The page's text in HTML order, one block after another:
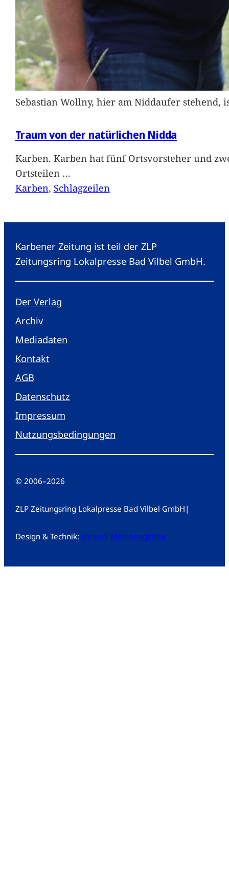
Sebastian Wollny, hier am Niddaufer
Traum von der natürlichen Nidda
Karben. Karben hat fünf Ortsvorsteher und
Ortsteilen …
Karben, Schlagzeilen
Karbener Zeitung ist teil der ZLP
Zeitungsring Lokalpresse Bad Vilbel GmbH.
Der Verlag
Archiv
Mediadaten
Kontakt
AGB
Datenschutz
Impressum
Nutzungsbedingungen
© 2006–2026
ZLP Zeitungsring Lokalpresse Bad Vilbel GmbH |
Design & Technik: creandi Medienagentur